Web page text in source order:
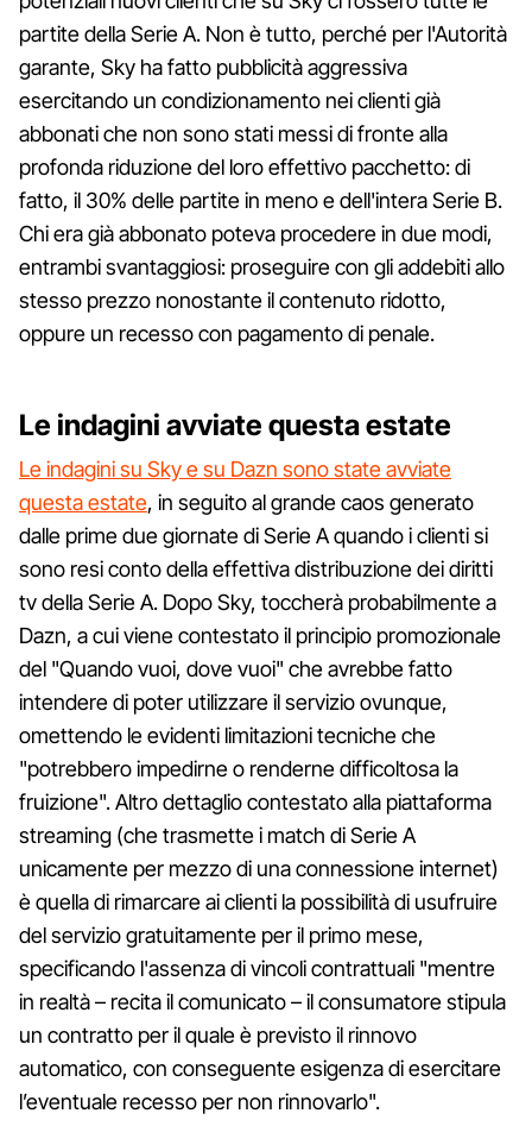
partite della Serie A. Non è tutto, perché per l'Autorità
garante, Sky ha fatto pubblicità aggressiva
esercitando un condizionamento nei clienti già
abbonati che non sono stati messi di fronte alla
profonda riduzione del loro effettivo pacchetto: di
fatto, il 30% delle partite in meno e dell'intera Serie B.
Chi era già abbonato poteva procedere in due modi,
entrambi svantaggiosi: proseguire con gli addebiti allo
stesso prezzo nonostante il contenuto ridotto,
oppure un recesso con pagamento di penale.
Le indagini avviate questa estate
Le indagini su Sky e su Dazn sono state avviate
questa estate, in seguito al grande caos generato
dalle prime due giornate di Serie A quando i clienti si
sono resi conto della effettiva distribuzione dei diritti
tv della Serie A. Dopo Sky, toccherà probabilmente a
Dazn, a cui viene contestato il principio promozionale
del "Quando vuoi, dove vuoi" che avrebbe fatto
intendere di poter utilizzare il servizio ovunque,
omettendo le evidenti limitazioni tecniche che
"potrebbero impedirne o renderne difficoltosa la
fruizione". Altro dettaglio contestato alla piattaforma
streaming (che trasmette i match di Serie A
unicamente per mezzo di una connessione internet)
è quella di rimarcare ai clienti la possibilità di usufruire
del servizio gratuitamente per il primo mese,
specificando l'assenza di vincoli contrattuali "mentre
in realtà – recita il comunicato – il consumatore stipula
un contratto per il quale è previsto il rinnovo
automatico, con conseguente esigenza di esercitare
l’eventuale recesso per non rinnovarlo".